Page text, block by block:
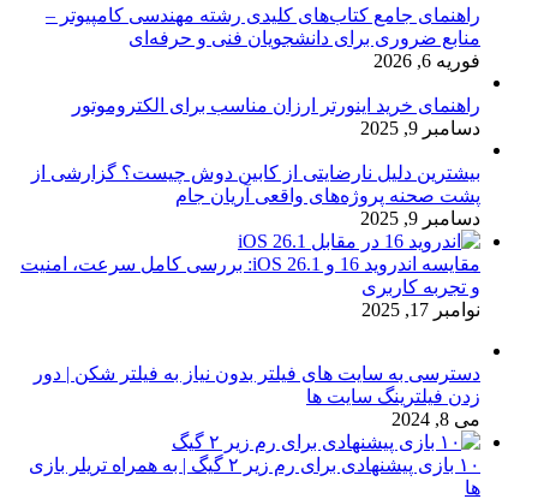
راهنمای جامع کتاب‌های کلیدی رشته مهندسی کامپیوتر –
منابع ضروری برای دانشجویان فنی و حرفه‌ای
فوریه 6, 2026
راهنمای خرید اینورتر ارزان مناسب برای الکتروموتور
دسامبر 9, 2025
بیشترین دلیل نارضایتی از کابین دوش چیست؟ گزارشی از
پشت صحنه پروژه‌های واقعی آریان جام
دسامبر 9, 2025
مقایسه اندروید 16 و iOS 26.1: بررسی کامل سرعت، امنیت
و تجربه کاربری
نوامبر 17, 2025
دسترسی به سایت های فیلتر بدون نیاز به فیلتر شکن | دور
زدن فیلترینگ سایت ها
می 8, 2024
۱۰ بازی پیشنهادی برای رم زیر ۲ گیگ | به همراه تریلر بازی
ها